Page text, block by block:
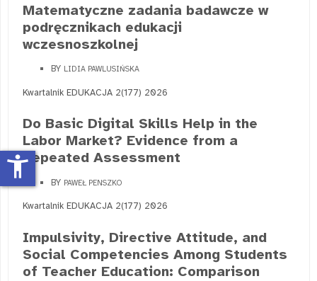
Matematyczne zadania badawcze w
podręcznikach edukacji
wczesnoszkolnej
BY LIDIA PAWLUSIŃSKA
Kwartalnik EDUKACJA 2(177) 2026
Do Basic Digital Skills Help in the
Labor Market? Evidence from a
Repeated Assessment
BY PAWEŁ PENSZKO
Kwartalnik EDUKACJA 2(177) 2026
Impulsivity, Directive Attitude, and
Social Competencies Among Students
of Teacher Education: Comparison
accessibility_new